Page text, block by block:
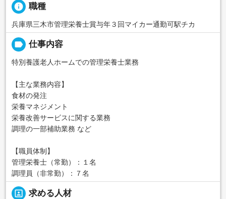
info 職種
兵庫県三木市管理栄養士賞与年３回マイカー通勤可駅チカ
label 仕事内容
特別養護老人ホームでの管理栄養士業務
【主な業務内容】
食材の発注
栄養マネジメント
栄養改善サービスに関する業務
調理の一部補助業務 など
【職員体制】
管理栄養士（常勤）：１名
調理員（非常勤）：７名
portrait 求める人材